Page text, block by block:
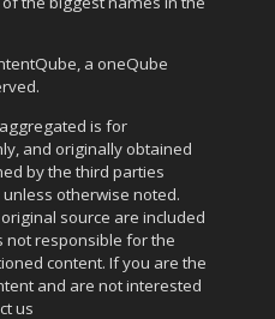
, a oneQube
is for
and originally obtained
by the third parties
otherwise noted.
source are included
not responsible for the
content. If you are the
and are not interested
us